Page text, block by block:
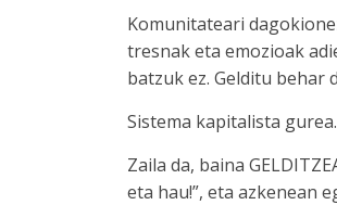
Komunitateari
tresnak eta emozioak
batzuk ez. Gelditu behar
Sistema kapitalista
Zaila da, baina
eta hau!”, eta azkenean